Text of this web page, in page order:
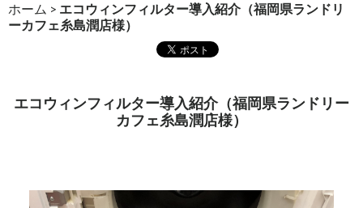
ホーム > エコウィンフィルター導入紹介（福岡県ランドリ
ーカフェ糸島潤店様）
エコウィンフィルター導入紹介（福岡県ランドリー
カフェ糸島潤店様）